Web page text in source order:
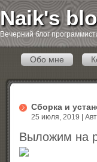
Naik's
Вечерний блог
Обо мне
Сборка и
25 июля, 2019 |
Выложим на